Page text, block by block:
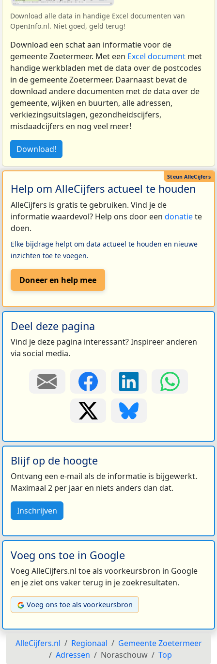
Download alle data in handige Excel documenten van
OpenInfo.nl. Niet goed, geld terug!
Download een schat aan informatie voor de
gemeente Zoetermeer. Met een Excel document met
handige werkbladen met de data over de postcodes
in de gemeente Zoetermeer. Daarnaast bevat de
download andere documenten met de data over de
gemeente, wijken en buurten, alle adressen,
verkiezingsuitslagen, gezondheidscijfers,
misdaadcijfers en nog veel meer!
Download!
Help om AlleCijfers actueel te houden
AlleCijfers is gratis te gebruiken. Vind je de
informatie waardevol? Help ons door een donatiete
doen.
Elke bijdrage helpt om data actueel te houden en nieuwe
inzichten toe te voegen.
Doneer en help mee
Deel deze pagina
Vind je deze pagina interessant? Inspireer anderen
via social media.
Blijf op de hoogte
Ontvang een e-mail als de informatie is bijgewerkt.
Maximaal 2 per jaar en niets anders dan dat.
Inschrijven
Voeg ons toe in Google
Voeg AlleCijfers.nl toe als voorkeursbron in Google
en je ziet ons vaker terug in je zoekresultaten.
Voeg ons toe als voorkeursbron
AlleCijfers.nl Regionaal
Gemeente Zoetermeer
Adressen
Noraschouw Top